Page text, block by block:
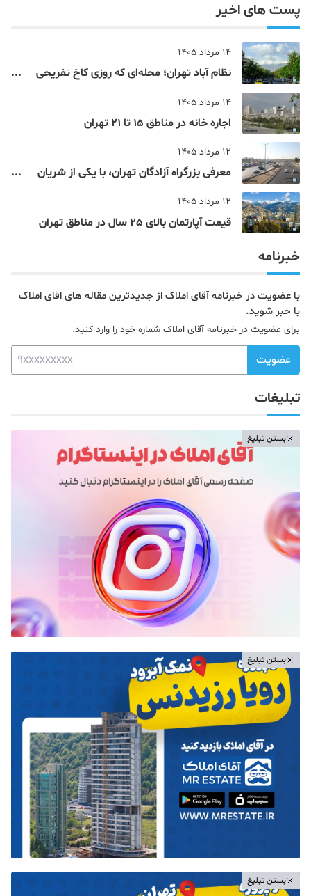
پست های اخیر
14 مرداد 1405
نظام‌ آباد تهران؛ محله‌ای که روزی کاخ تفریحی
14 مرداد 1405
اجاره خانه در مناطق 15 تا 21 تهران
12 مرداد 1405
معرفی بزرگراه آزادگان تهران، با یکی از شریان
12 مرداد 1405
قیمت آپارتمان بالای 25 سال در مناطق تهران
خبرنامه
با عضویت در خبرنامه آقای املاک از جدیدترین مقاله های اقای املاک
با خبر شوید.
برای عضویت در خبرنامه آقای املاک شماره خود را وارد کنید.
عضویت
تبلیغات
بستن تبلیغ
بستن تبلیغ
بستن تبلیغ